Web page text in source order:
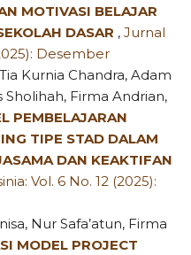
MOTIVASI BELAJAR
DASAR , Jurnal
Desember
Kurnia Chandra, Adam
Sholihah, Firma Andrian,
PEMBELAJARAN
TIPE STAD DALAM
DAN KEAKTIFAN
Vol. 6 No. 12 (2025):
Nur Safa’atun, Firma
MODEL PROJECT